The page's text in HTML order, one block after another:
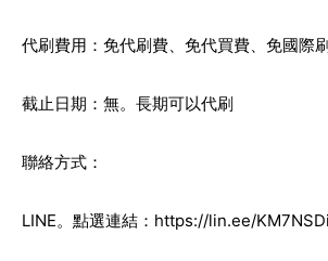
代刷費用：免代刷費、免代買費、免國際
截止日期：無。長期可以代刷
聯絡方式：
LINE。點選連結： https://lin.ee/KM7NSDi